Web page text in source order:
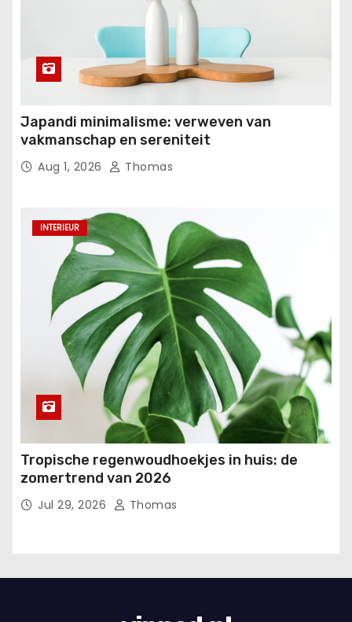
Japandi minimalisme: verweven van
vakmanschap en sereniteit
Aug 1, 2026 Thomas
INTERIEUR
Tropische regenwoudhoekjes in huis: de
zomertrend van 2026
Jul 29, 2026 Thomas